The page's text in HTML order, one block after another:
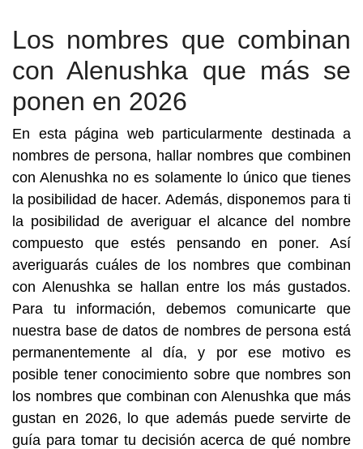
Los nombres que combinan
con Alenushka que más se
ponen en 2026
En esta página web particularmente destinada a
nombres de persona, hallar nombres que combinen
con Alenushka no es solamente lo único que tienes
la posibilidad de hacer. Además, disponemos para ti
la posibilidad de averiguar el alcance del nombre
compuesto que estés pensando en poner. Así
averiguarás cuáles de los nombres que combinan
con Alenushka se hallan entre los más gustados.
Para tu información, debemos comunicarte que
nuestra base de datos de nombres de persona está
permanentemente al día, y por ese motivo es
posible tener conocimiento sobre que nombres son
los nombres que combinan con Alenushka que más
gustan en 2026, lo que además puede servirte de
guía para tomar tu decisión acerca de qué nombre